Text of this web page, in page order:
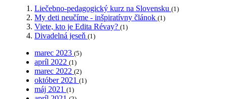
Liečebno-pedagogický kurz na Slovensku (1)
My deti neučíme - inšpiratívny článok (1)
Viete, kto je Edita Révay? (1)
Divadelná jeseň (1)
marec 2023 (5)
apríl 2022 (1)
marec 2022 (2)
október 2021 (1)
máj 2021 (1)